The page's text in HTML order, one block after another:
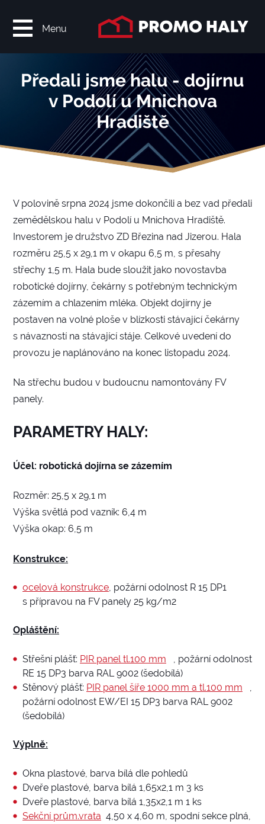
Předali jsme halu - dojírnu
v Podolí u Mnichova
Hradiště
V polovině srpna 2024 jsme dokončili a bez vad předali
zemědělskou halu v Podolí u Mnichova Hradiště.
Investorem je družstvo ZD Březina nad Jizerou. Hala
rozměru 25,5 x 29,1 m v okapu 6,5 m, s přesahy
střechy 1,5 m. Hala bude sloužit jako novostavba
robotické dojírny, čekárny s potřebným technickým
zázemím a chlazením mléka. Objekt dojírny je
postaven na volné ploše v blízkosti stávající čekárny
s návazností na stávající stáje. Celkové uvedení do
provozu je naplánováno na konec listopadu 2024.
Na střechu budou v budoucnu namontovány FV
panely.
PARAMETRY HALY:
Účel: robotická dojírna se zázemím
Rozměr: 25,5 x 29,1 m
Výška světlá pod vazník: 6,4 m
Výška okap: 6,5 m
Konstrukce:
ocelová konstrukce, požární odolnost R 15 DP1
s přípravou na FV panely 25 kg/m2
Opláštění:
Střešní plášť: PIR panel tl.100 mm , požární odolnost
RE 15 DP3 barva RAL 9002 (šedobílá)
Stěnový plášť: PIR panel šíře 1000 mm a tl.100 mm
požární odolnost EW/EI 15 DP3 barva RAL 9002
(šedobílá)
Výplně:
Okna plastové, barva bílá dle pohledů
Dveře plastové, barva bílá 1,65x2,1 m 3 ks
Dveře plastové, barva bílá 1,35x2,1 m 1 ks
Sekční prům.vrata 4,50 x 4,60 m, spodní sekce plná,
Menu